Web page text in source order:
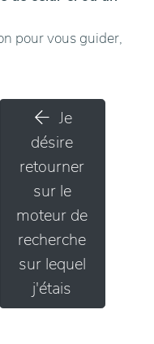
pour vous guider,
Je
désire
retourner
sur le
moteur de
recherche
sur lequel
j'étais